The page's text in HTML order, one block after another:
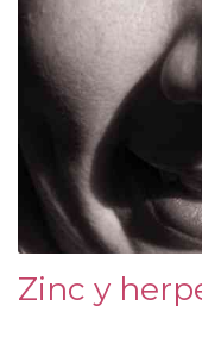
Zinc y